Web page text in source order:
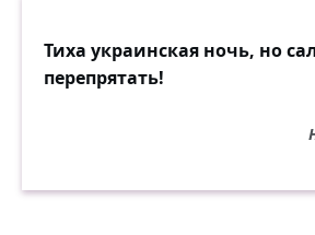
Тиха украинская ночь, но
перепрятать!